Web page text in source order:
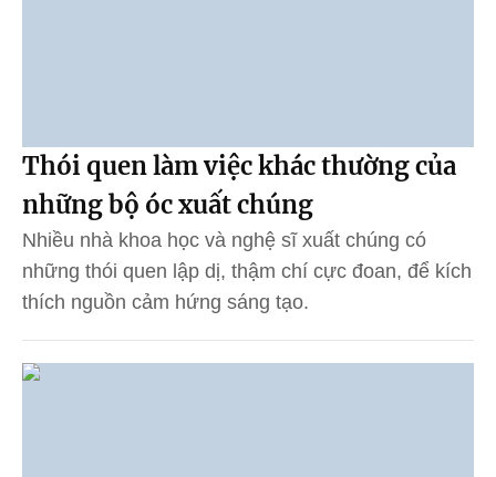
Thói quen làm việc khác thường của
những bộ óc xuất chúng
Nhiều nhà khoa học và nghệ sĩ xuất chúng có
những thói quen lập dị, thậm chí cực đoan, để kích
thích nguồn cảm hứng sáng tạo.